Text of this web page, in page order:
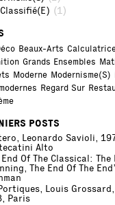
(1)
Beaux-Arts
Grands Ensembles
Moderne Modernisme(s)
Regard Sur
POSTS
Leonardo Savioli,
Alto
End Of The Classical: The
The End Of The
Louis
Paris